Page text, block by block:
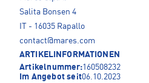
Salita Bonsen 4
IT - 16035 Rapallo
contact@mares.com
ARTIKELINFORMATIONEN
Artikelnummer:160508232
Im Angebot seit06.10.2023